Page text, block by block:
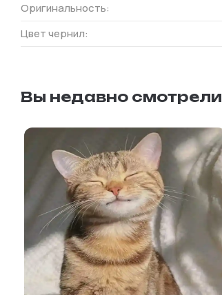
Оригинальность:
Цвет чернил:
Вы недавно смотрели